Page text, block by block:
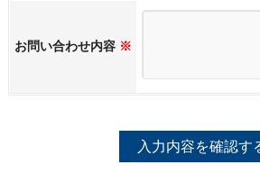
お問い合わせ内容 ※